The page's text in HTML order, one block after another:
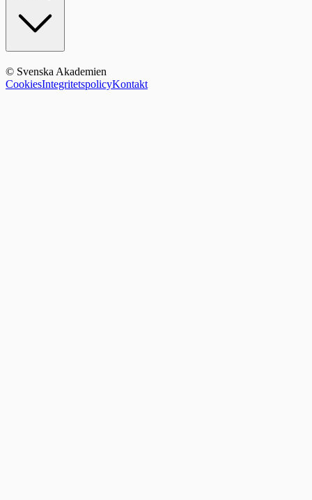
© Svenska Akademien
CookiesIntegritetspolicyKontakt